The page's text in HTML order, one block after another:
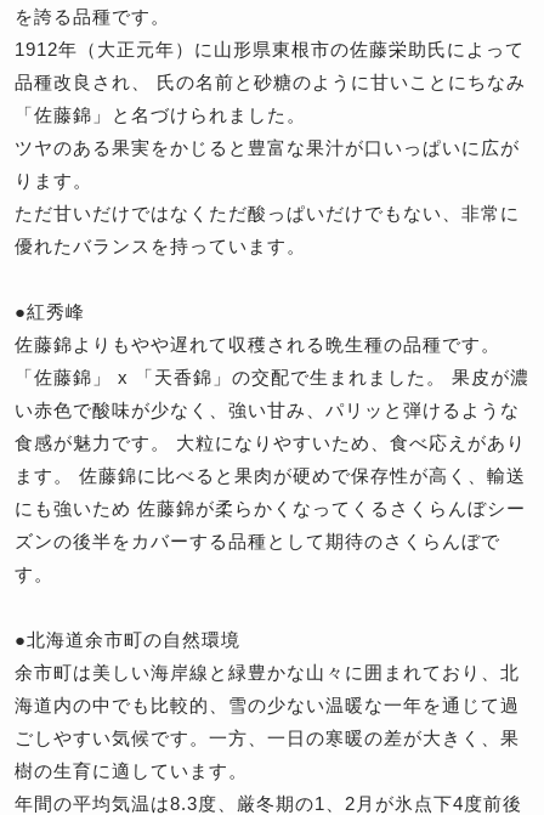
を誇る品種です。
1912年（大正元年）に山形県東根市の佐藤栄助氏によって
品種改良され、 氏の名前と砂糖のように甘いことにちなみ
「佐藤錦」と名づけられました。
ツヤのある果実をかじると豊富な果汁が口いっぱいに広が
ります。
ただ甘いだけではなくただ酸っぱいだけでもない、非常に
優れたバランスを持っています。
●紅秀峰
佐藤錦よりもやや遅れて収穫される晩生種の品種です。
「佐藤錦」 x 「天香錦」の交配で生まれました。 果皮が濃
い赤色で酸味が少なく、強い甘み、パリッと弾けるような
食感が魅力です。 大粒になりやすいため、食べ応えがあり
ます。 佐藤錦に比べると果肉が硬めで保存性が高く、輸送
にも強いため 佐藤錦が柔らかくなってくるさくらんぼシー
ズンの後半をカバーする品種として期待のさくらんぼで
す。
●北海道余市町の自然環境
余市町は美しい海岸線と緑豊かな山々に囲まれており、北
海道内の中でも比較的、雪の少ない温暖な一年を通じて過
ごしやすい気候です。一方、一日の寒暖の差が大きく、果
樹の生育に適しています。
年間の平均気温は8.3度、厳冬期の1、2月が氷点下4度前後